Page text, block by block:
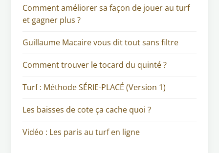
Comment améliorer sa façon de jouer au turf
et gagner plus ?
Guillaume Macaire vous dit tout sans filtre
Comment trouver le tocard du quinté ?
Turf : Méthode SÉRIE-PLACÉ (Version 1)
Les baisses de cote ça cache quoi ?
Vidéo : Les paris au turf en ligne